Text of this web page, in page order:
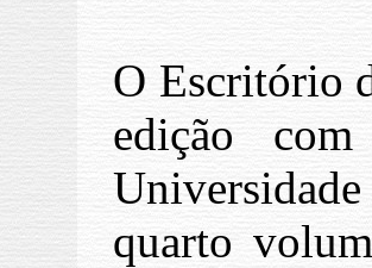
O Escritório
edição
quarto